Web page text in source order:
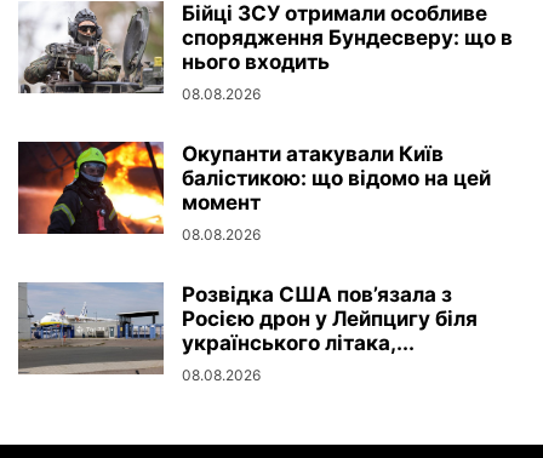
Бійці ЗСУ отримали особливе
спорядження Бундесверу: що в
нього входить
08.08.2026
Окупанти атакували Київ
балістикою: що відомо на цей
момент
08.08.2026
Розвідка США пов’язала з
Росією дрон у Лейпцигу біля
українського літака,...
08.08.2026